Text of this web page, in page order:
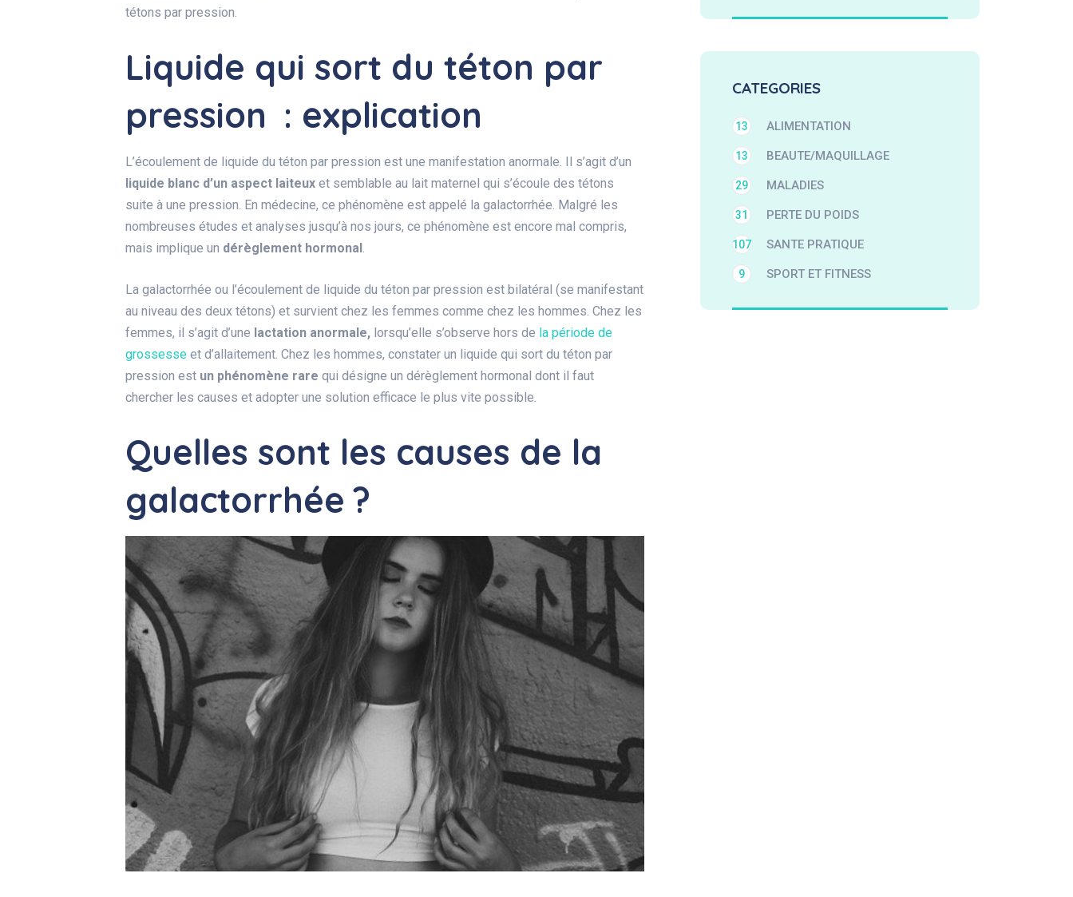
tétons par pression.
Liquide qui sort du téton par
pression : explication
L’écoulement de liquide du téton par pression est une manifestation anormale. Il s’agit d’un
liquide blanc d’un aspect laiteux et semblable au lait maternel qui s’écoule des tétons
suite à une pression. En médecine, ce phénomène est appelé la galactorrhée. Malgré les
nombreuses études et analyses jusqu’à nos jours, ce phénomène est encore mal compris,
mais implique un dérèglement hormonal .
La galactorrhée ou l’écoulement de liquide du téton par pression est bilatéral (se manifestant
au niveau des deux tétons) et survient chez les femmes comme chez les hommes. Chez les
femmes, il s’agit d’une lactation anormale, lorsqu’elle s’observe hors de la période de
grossesse et d’allaitement. Chez les hommes, constater un liquide qui sort du téton par
pression est un phénomène rare qui désigne un dérèglement hormonal dont il faut
chercher les causes et adopter une solution efficace le plus vite possible.
Quelles sont les causes de la
galactorrhée ?
CATEGORIES
ALIMENTATION
13
BEAUTE/MAQUILLAGE
13
MALADIES
29
PERTE DU POIDS
31
SANTE PRATIQUE
107
SPORT ET FITNESS
9